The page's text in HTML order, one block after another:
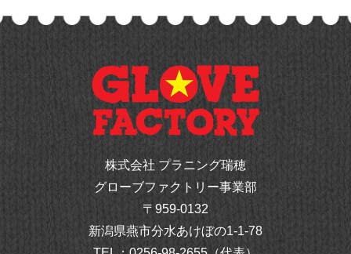
株式会社 プラニング瑞穂
グローブファクトリー事業部
〒959-0132
新潟県燕市分水あけぼの1-1-78